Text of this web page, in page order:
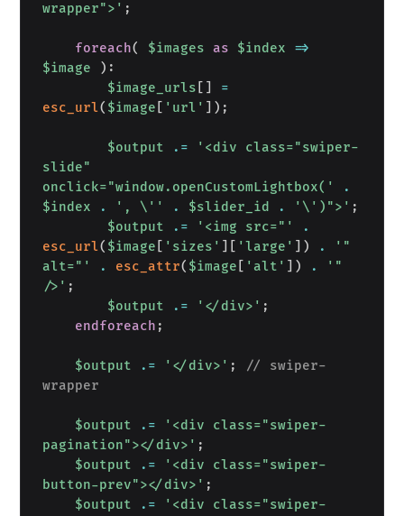
wrapper">' ;
foreach( $images as $index
=>
$image
) :
$image_urls [ ]
=
esc_url( $image [ 'url' ] ) ;
$output .=
'<div class="swiper-
slide"
onclick="window.openCustomLightbox('
.
$index
. ', \'' . $slider_id . '\')">' ;
$output
.= '<img src="'
.
esc_url( $image [ 'sizes' ] [ 'large' ] ) .
'"
alt="'
. esc_attr( $image [ 'alt' ] ) .
'"
/>' ;
$output
.= '</div>' ;
endforeach ;
$output .= '</div>' ;
// swiper-
wrapper
$output .=
'<div class="swiper-
pagination"></div>' ;
$output
.=
'<div class="swiper-
button-prev"></div>' ;
$output
.=
'<div class="swiper-